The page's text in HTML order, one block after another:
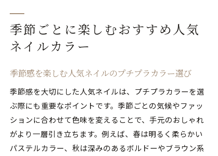
季節ごとに楽しむおすすめ人気
ネイルカラー
季節感を楽しむ人気ネイルのプチプラカラー選び
季節感を大切にした人気ネイルは、プチプラカラーを選
ぶ際にも重要なポイントです。季節ごとの気候やファッ
ションに合わせて色味を変えることで、手元のおしゃれ
がより一層引き立ちます。例えば、春は明るく柔らかい
パステルカラー、秋は深みのあるボルドーやブラウン系